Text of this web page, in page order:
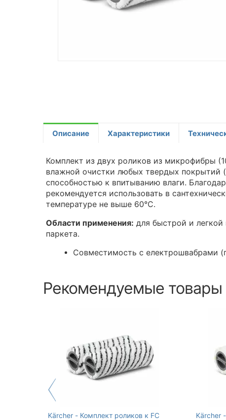
Описание Характеристики
Комплект из двух роликов из микрофибры
влажной очистки любых твердых покрытий
способностью к впитыванию влаги.
рекомендуется использовать в
температуре не выше 60°C.
Области применения: для быстрой и
паркета.
Совместимость с електрошвабрами
Рекомендуемые товары
Kärcher - Комплект роликов к FC
Kärcher